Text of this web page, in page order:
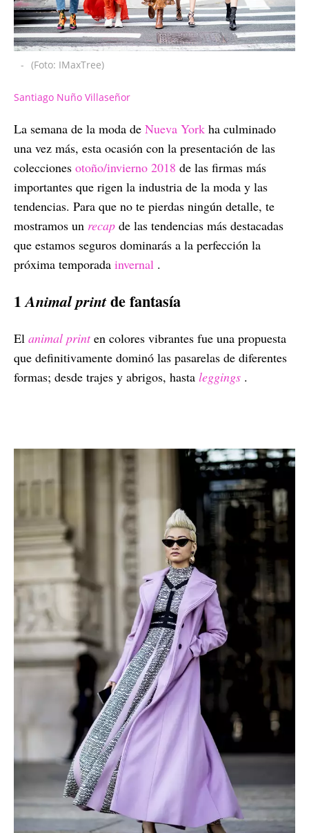
- (Foto: IMaxTree)
Santiago Nuño Villaseñor
La semana de la moda de Nueva York ha culminado
una vez más, esta ocasión con la presentación de las
colecciones otoño/invierno 2018 de las firmas más
importantes que rigen la industria de la moda y las
tendencias. Para que no te pierdas ningún detalle, te
mostramos un recap de las tendencias más destacadas
que estamos seguros dominarás a la perfección la
próxima temporada invernal .
1Animal printde fantasía
El animal print en colores vibrantes fue una propuesta
que definitivamente dominó las pasarelas de diferentes
formas; desde trajes y abrigos, hasta leggings .